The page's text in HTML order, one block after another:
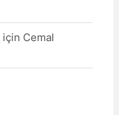
için Cemal